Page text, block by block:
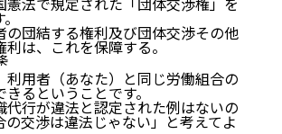
団結する権利及び団体交渉その他
は、これを保障する。
利用者（あなた）と同じ労働組合の
るということです。
代行が違法と認定された例はないの
交渉は違法じゃない」と考えてよ